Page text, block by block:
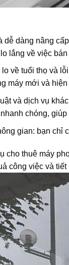
dễ dàng nâng
lắng về việc
lo về tuổi thọ và
máy mới và hiện
và dịch vụ
chóng,
gian: bạn chỉ
cho thuê máy
công việc và tiết